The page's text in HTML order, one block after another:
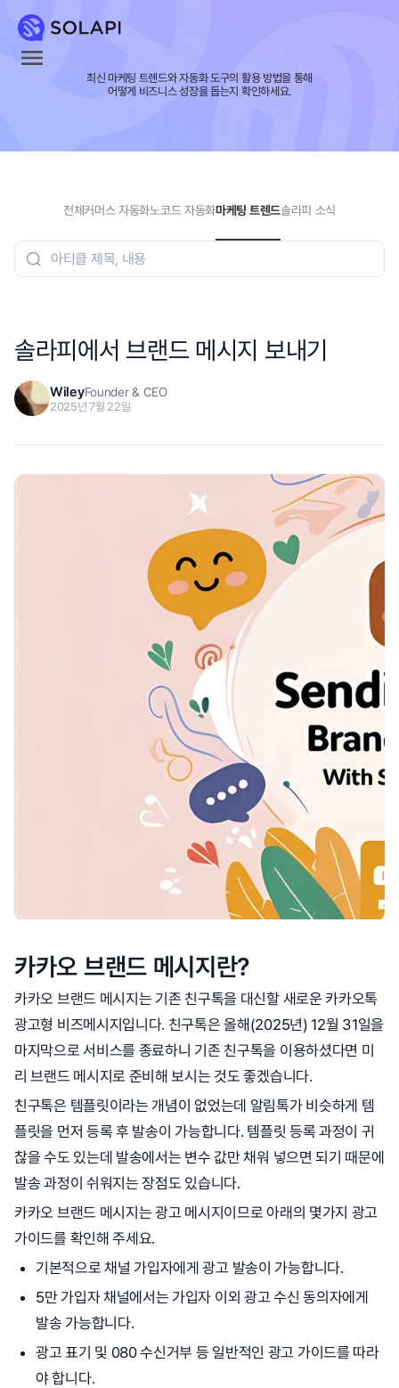
최신 마케팅 트렌드와 자동화 도구의 활용 방법을 통해
어떻게 비즈니스 성장을 돕는지 확인하세요.
전체커머스 자동화노코드 자동화마케팅 트렌드솔라피 소식
솔라피에서 브랜드 메시지 보내기
WileyFounder & CEO
2025년 7월 22일
카카오 브랜드 메시지란?
카카오 브랜드 메시지는 기존 친구톡을 대신할 새로운 카카오톡
광고형 비즈메시지입니다. 친구톡은 올해(2025년) 12월 31일을
마지막으로 서비스를 종료하니 기존 친구톡을 이용하셨다면 미
리 브랜드 메시지로 준비해 보시는 것도 좋겠습니다.
친구톡은 템플릿이라는 개념이 없었는데 알림톡가 비슷하게 템
플릿을 먼저 등록 후 발송이 가능합니다. 템플릿 등록 과정이 귀
찮을 수도 있는데 발송에서는 변수 값만 채워 넣으면 되기 때문에
발송 과정이 쉬워지는 장점도 있습니다.
카카오 브랜드 메시지는 광고 메시지이므로 아래의 몇가지 광고
가이드를 확인해 주세요.
기본적으로 채널 가입자에게 광고 발송이 가능합니다.
5만 가입자 채널에서는 가입자 이외 광고 수신 동의자에게
발송 가능합니다.
광고 표기 및 080 수신거부 등 일반적인 광고 가이드를 따라
야 합니다.